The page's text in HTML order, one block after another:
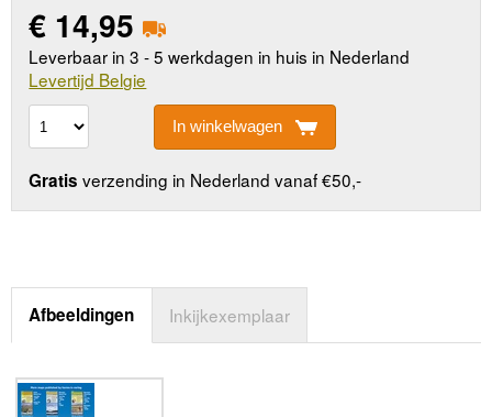
€ 14,95
Leverbaar in 3 - 5 werkdagen in huis in Nederland
Levertijd Belgie
In winkelwagen
Gratis verzending in Nederland vanaf €50,-
Afbeeldingen Inkijkexemplaar